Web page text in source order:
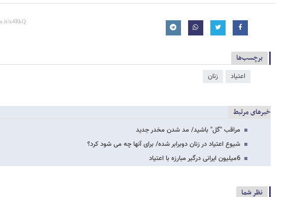
برچسب‌ها
اعتیاد زنان
خبرهای مرتبط
مراقب "گل" باشید/ مد شدن مخدر جدید
شیوع اعتیاد در زنان دوبرابر شده/ برای آنها چه می شود کرد؟
6میلیون ایرانی درگیر مبارزه با اعتیاد
نظر شما